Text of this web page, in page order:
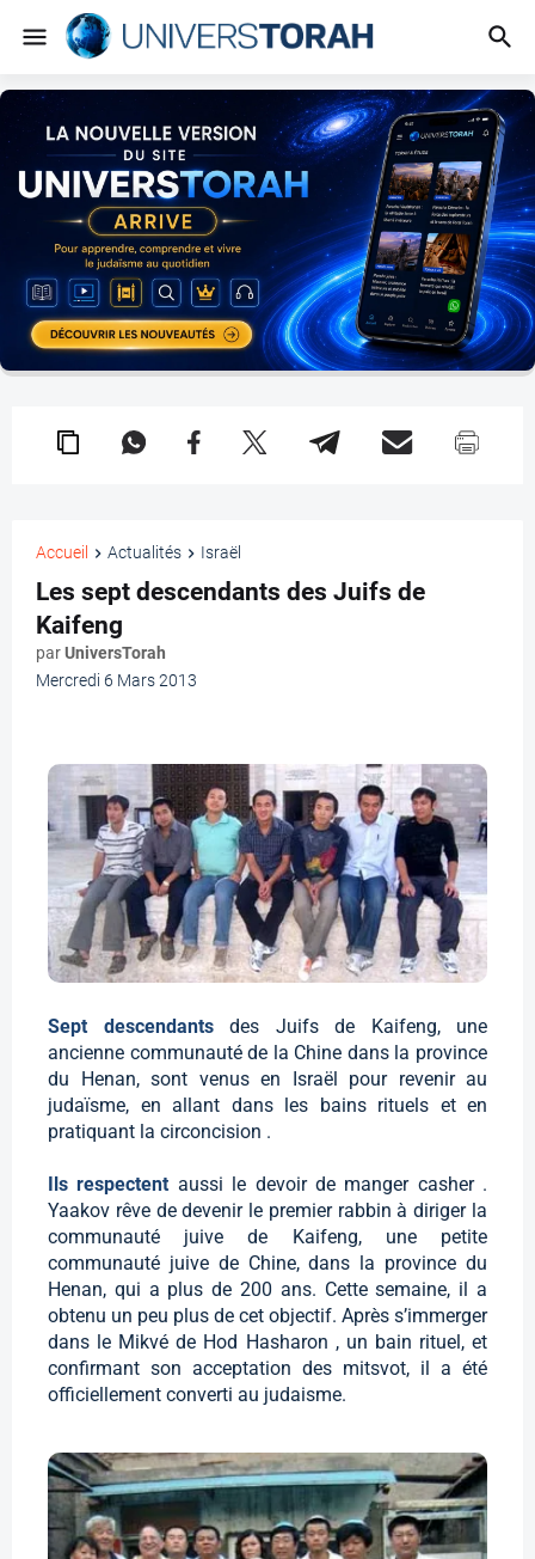
Accueil Actualités Israël
Les sept descendants des Juifs de
Kaifeng
parUniversTorah
Mercredi 6 Mars 2013
Sept descendants des Juifs de Kaifeng, une
ancienne communauté de la Chine dans la province
du Henan, sont venus en Israël pour revenir au
judaïsme, en allant dans les bains rituels et en
pratiquant la circoncision .
Ils respectent aussi le devoir de manger casher .
Yaakov rêve de devenir le premier rabbin à diriger la
communauté juive de Kaifeng, une petite
communauté juive de Chine, dans la province du
Henan, qui a plus de 200 ans. Cette semaine, il a
obtenu un peu plus de cet objectif. Après s’immerger
dans le Mikvé de Hod Hasharon , un bain rituel, et
confirmant son acceptation des mitsvot, il a été
officiellement converti au judaisme.